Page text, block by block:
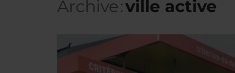
Archive ville active